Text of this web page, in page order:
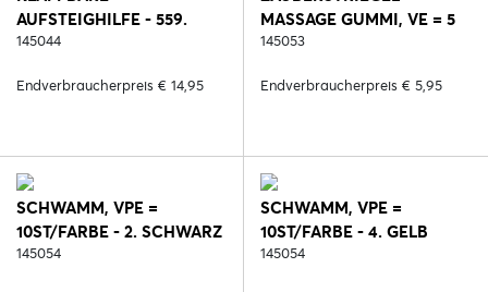
AUFSTEIGHILFE - 559.
HELLBLAU
145044
Endverbraucherpreis € 14,95
MASSAGE GUMMI, VE = 5
ST / FARBE - 2. SCHWARZ
145053
Endverbraucherpreis € 5,95
SCHWAMM, VPE =
10ST/FARBE - 2. SCHWARZ
145054
SCHWAMM, VPE =
10ST/FARBE - 4. GELB
145054